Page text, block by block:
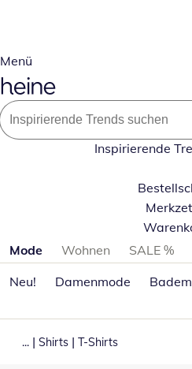
Menü
Inspirierende
Produktkategorien
Mode Wohnen SALE %
Neu!
Damenmode
... | Shirts | T-Shirts